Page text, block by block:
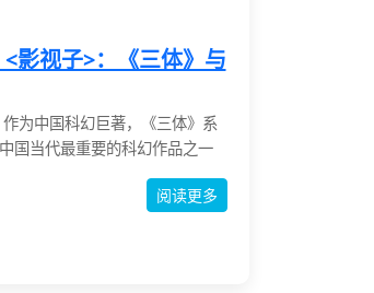
影视子>：《三体》与
为中国科幻巨著，《三体》系
国当代最重要的科幻作品之一
阅读更多